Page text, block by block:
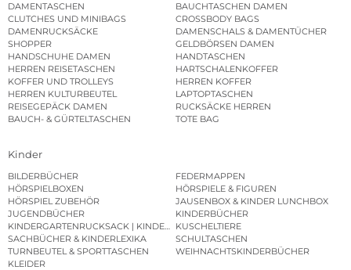
DAMENTASCHEN
BAUCHTASCHEN DAMEN
CLUTCHES UND MINIBAGS
CROSSBODY BAGS
DAMENRUCKSÄCKE
DAMENSCHALS & DAMENTÜCHER
SHOPPER
GELDBÖRSEN DAMEN
HANDSCHUHE DAMEN
HANDTASCHEN
HERREN REISETASCHEN
HARTSCHALENKOFFER
KOFFER UND TROLLEYS
HERREN KOFFER
HERREN KULTURBEUTEL
LAPTOPTASCHEN
REISEGEPÄCK DAMEN
RUCKSÄCKE HERREN
BAUCH- & GÜRTELTASCHEN
TOTE BAG
Kinder
BILDERBÜCHER
FEDERMAPPEN
HÖRSPIELBOXEN
HÖRSPIELE & FIGUREN
HÖRSPIEL ZUBEHÖR
JAUSENBOX & KINDER LUNCHBOX
JUGENDBÜCHER
KINDERBÜCHER
KINDERGARTENRUCKSACK | KINDERGARTENBEUTEL
KUSCHELTIERE
SACHBÜCHER & KINDERLEXIKA
SCHULTASCHEN
TURNBEUTEL & SPORTTASCHEN
WEIHNACHTSKINDERBÜCHER
KLEIDER